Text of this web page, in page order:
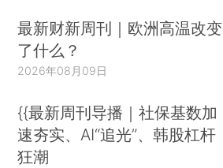
最新财新周刊｜欧洲高温改变
了什么？
2026年08月09日
{{最新周刊导播｜社保基数加
速夯实、AI“追光”、韩股杠杆
狂潮